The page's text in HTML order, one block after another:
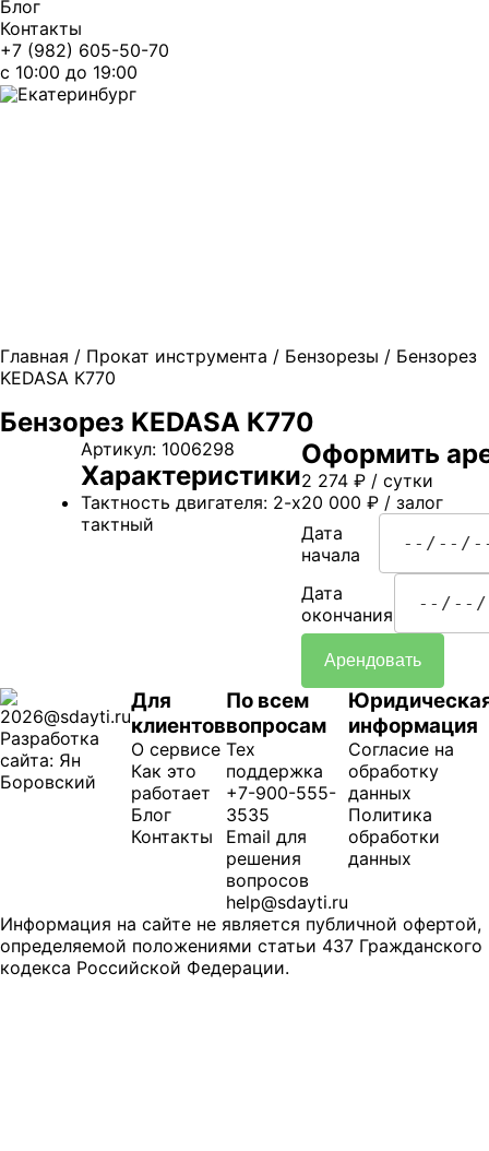
Блог
Контакты
+7 (982) 605-50-70
c 10:00 до 19:00
Екатеринбург
Главная / Прокат инструмента / Бензорезы / Бензорез
KEDASA К770
Бензорез KEDASA К770
Артикул: 1006298
Характеристики
Тактность двигателя: 2-х
тактный
Оформить
2 274 ₽ / сутки
20 000 ₽ / залог
Дата
начала
Дата
окончания
Арендовать
2026@sdayti.ru
Разработка
сайта: Ян
Боровский
Для
клиентов
О сервисе
Как это
работает
Блог
Контакты
По всем
вопросам
Тех
поддержка
+7-900-555-
3535
Email для
решения
вопросов
help@sdayti.ru
информация
Согласие на
обработку
данных
Политика
обработки
данных
Информация на сайте не является публичной офертой,
определяемой положениями статьи 437 Гражданского
кодекса Российской Федерации.